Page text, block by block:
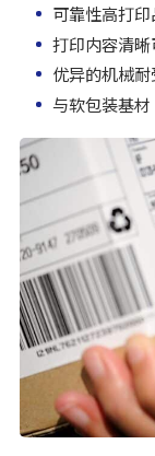
可靠性高打
打印内容清晰
优异的机械
与软包装基